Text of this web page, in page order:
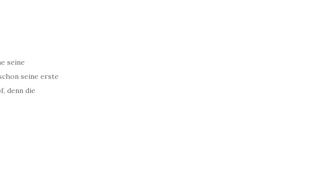
seine
seine erste
denn die